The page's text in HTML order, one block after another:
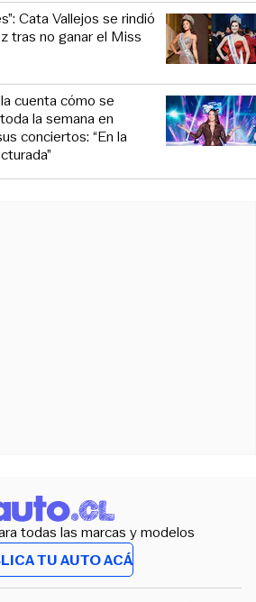
Cata Vallejos se rindió
tras no ganar el Miss
cuenta cómo se
la semana en
conciertos: “En la
todas las marcas y modelos
TU AUTO ACÁ